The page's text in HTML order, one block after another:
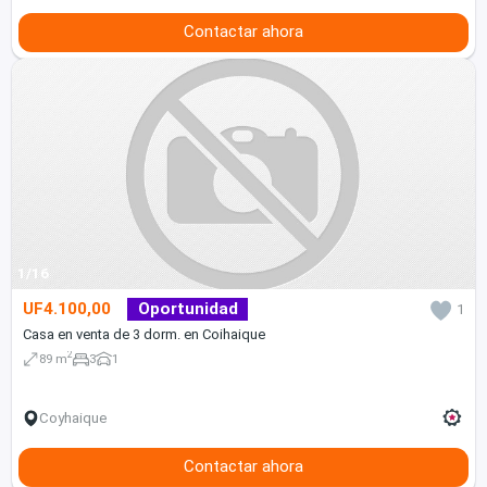
Contactar ahora
1/16
UF4.100,00 Oportunidad
1
Casa en venta de 3 dorm. en Coihaique
89 m2 3 1
Coyhaique
Contactar ahora